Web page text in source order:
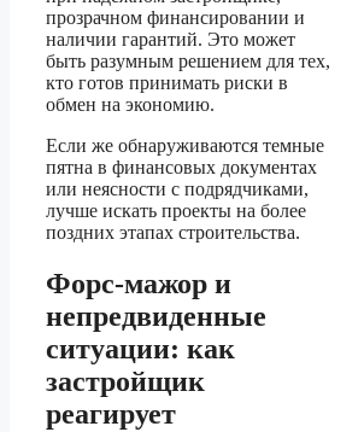
прозрачном финансировании и
наличии гарантий. Это может
быть разумным решением для тех,
кто готов принимать риски в
обмен на экономию.
Если же обнаруживаются темные
пятна в финансовых документах
или неясности с подрядчиками,
лучше искать проекты на более
поздних этапах строительства.
Форс-мажор и
непредвиденные
ситуации: как
застройщик
реагирует